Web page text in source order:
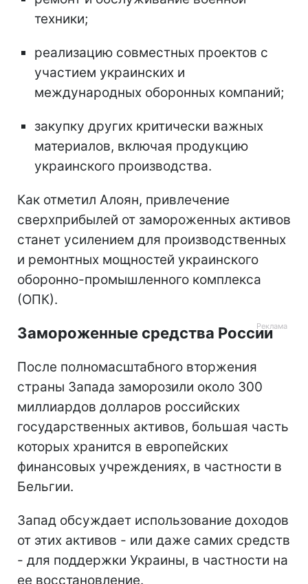
техники;
реализацию совместных проектов с
участием украинских и
международных оборонных компаний;
закупку других критически важных
материалов, включая продукцию
украинского производства.
Как отметил Алоян, привлечение
сверхприбылей от замороженных активов
станет усилением для производственных
и ремонтных мощностей украинского
оборонно-промышленного комплекса
(ОПК).
Замороженные средства России
После полномасштабного вторжения
страны Запада заморозили около 300
миллиардов долларов российских
государственных активов, большая часть
которых хранится в европейских
финансовых учреждениях, в частности в
Бельгии.
Запад обсуждает использование доходов
от этих активов - или даже самих средств
- для поддержки Украины, в частности на
ее восстановление.